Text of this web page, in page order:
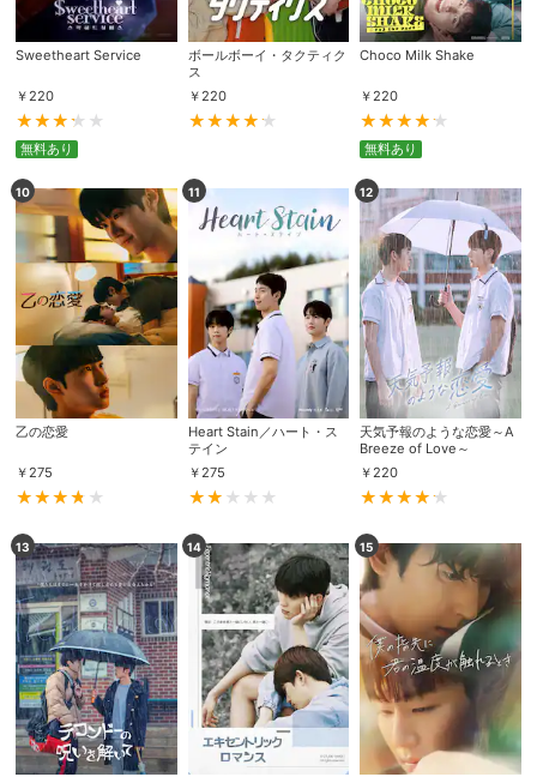
会員設定 会員情報 閉じる
会員情報変更
基本情報、本人連絡先、パスワード 、クレ
ジットカード情報の変更が可能です。
Sweetheart Service
￥220
無料あり
ボールボーイ・タクティク
ス
￥220
Choco Milk Shake
￥220
無料あり
10
乙の恋愛
￥275
11
Heart Stain／ハート・ス
テイン
￥275
12
天気予報のような恋愛～A
Breeze of Love～
￥220
13 14 15